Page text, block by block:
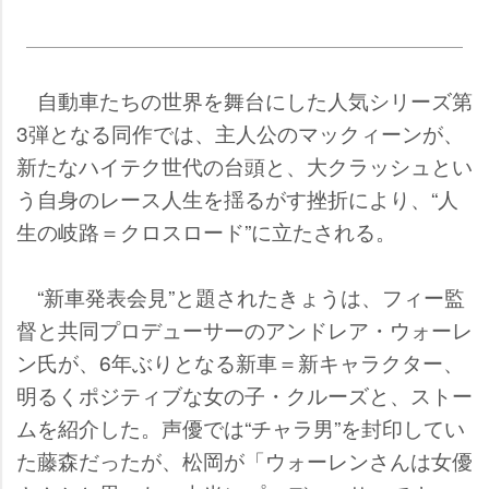
自動車たちの世界を舞台にした人気シリーズ第
3弾となる同作では、主人公のマックィーンが、
新たなハイテク世代の台頭と、大クラッシュとい
う自身のレース人生を揺るがす挫折により、“人
生の岐路＝クロスロード”に立たされる。
“新車発表会見”と題されたきょうは、フィー監
督と共同プロデューサーのアンドレア・ウォーレ
ン氏が、6年ぶりとなる新車＝新キャラクター、
明るくポジティブな女の子・クルーズと、ストー
ムを紹介した。声優では“チャラ男”を封印してい
た藤森だったが、松岡が「ウォーレンさんは女優